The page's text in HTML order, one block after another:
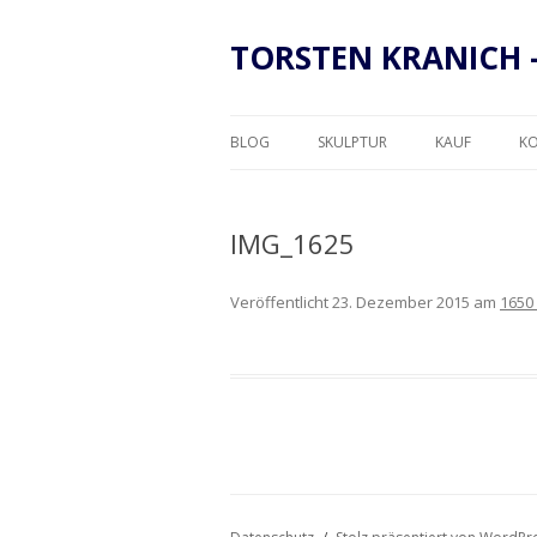
TORSTEN KRANICH
BLOG SKULPTUR KAUF
IMG_1625
Veröffentlicht23. Dezember 2015 am